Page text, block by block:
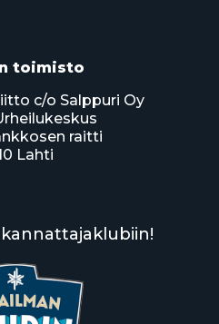
toimisto
c/o Salppuri Oy
raitti
Lahti